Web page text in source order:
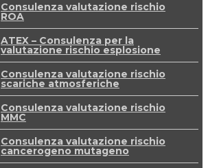
Consulenza valutazione rischio
ROA
ATEX – Consulenza per la
valutazione rischio esplosione
Consulenza valutazione rischio
scariche atmosferiche
Consulenza valutazione rischio
MMC
Consulenza valutazione rischio
cancerogeno mutageno